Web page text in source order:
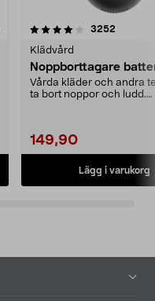
3252
Klädvård
Noppborttagare
Vårda kläder och andra
ta bort noppor och ludd.
149,90
Lägg i varukorg
4.5av 5 stjärnor